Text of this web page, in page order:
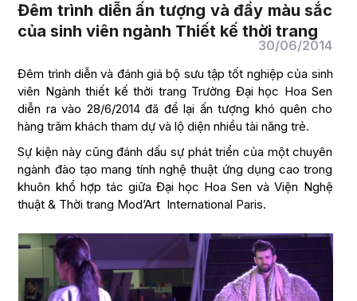
Đêm trình diễn ấn tượng và đầy màu sắc
của sinh viên ngành Thiết kế thời trang
30/06/2014
Đêm trình diễn và đánh giá bộ sưu tập tốt nghiệp của sinh
viên Ngành thiết kế thời trang Trường Đại học Hoa Sen
diễn ra vào 28/6/2014 đã để lại ấn tượng khó quên cho
hàng trăm khách tham dự và lộ diện nhiều tài năng trẻ.
Sự kiện này cũng đánh dấu sự phát triển của một chuyên
ngành đào tạo mang tính nghệ thuật ứng dụng cao trong
khuôn khổ hợp tác giữa Đại học Hoa Sen và Viện Nghệ
thuật & Thời trang Mod’Art International Paris.